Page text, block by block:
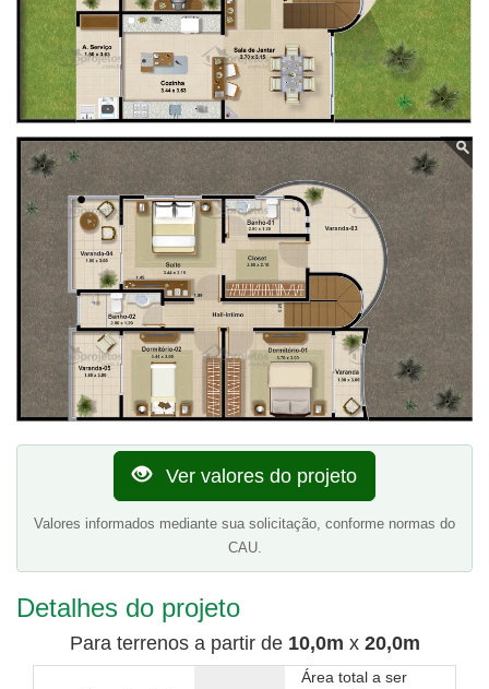
Ver valores do projeto
Valores informados mediante sua solicitação, conforme normas do
CAU.
Detalhes do projeto
Para terrenos a partir de 10,0m x 20,0m
Área total a ser